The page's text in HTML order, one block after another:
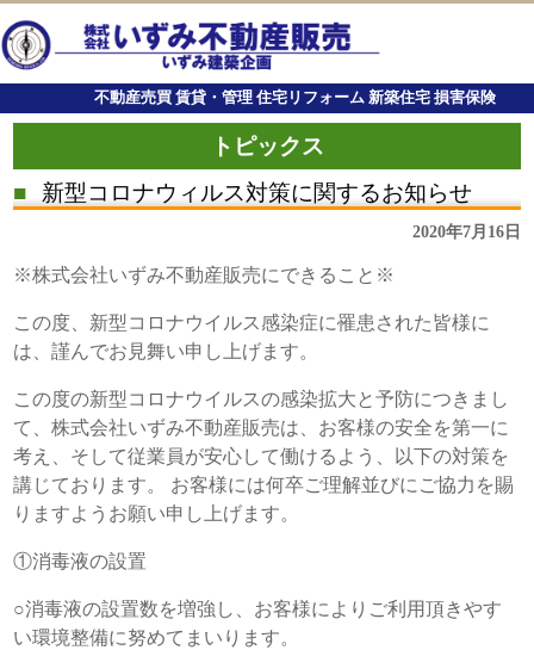
不動産売買 賃貸・管理 住宅リフォーム 新築住宅 損害保険
トピックス
■
新型コロナウィルス対策に関するお知らせ
2020年7月16日
※株式会社いずみ不動産販売にできること※
この度、新型コロナウイルス感染症に罹患された皆様に
は、謹んでお見舞い申し上げます。
この度の新型コロナウイルスの感染拡大と予防につきまし
て、株式会社いずみ不動産販売は、お客様の安全を第一に
考え、そして従業員が安心して働けるよう、以下の対策を
講じております。 お客様には何卒ご理解並びにご協力を賜
りますようお願い申し上げます。
①消毒液の設置
○消毒液の設置数を増強し、お客様によりご利用頂きやす
い環境整備に努めてまいります。